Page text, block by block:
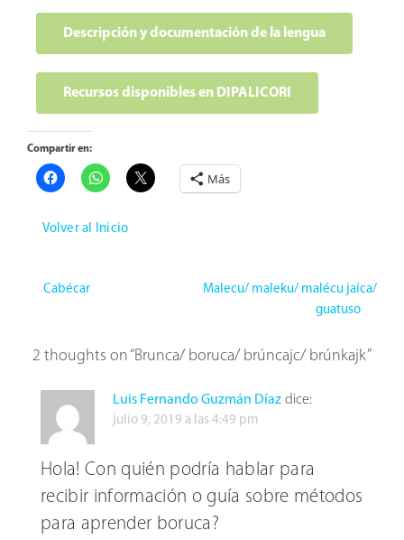
Descripción y documentación de la lengua
Recursos disponibles en DIPALICORI
Compartir en:
Más
Volver al Inicio
Cabécar
Malecu/ maleku/ malécu jaíca/
guatuso
2 thoughts on “Brunca/ boruca/ brúncajc/ brúnkajk”
Luis Fernando Guzmán Díaz dice:
julio 9, 2019 a las 4:49 pm
Hola! Con quién podría hablar para
recibir información o guía sobre métodos
para aprender boruca?